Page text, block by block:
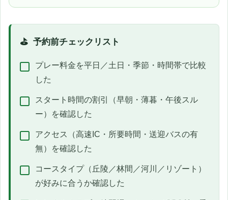
予約前チェックリスト
プレー料金を平日／土日・季節・時間帯で比較
した
スタート時間の割引（早朝・薄暮・午後スル
ー）を確認した
アクセス（高速IC・所要時間・送迎バスの有
無）を確認した
コースタイプ（丘陵／林間／河川／リゾート）
が好みに合うか確認した